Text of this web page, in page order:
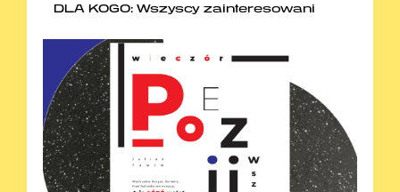
DLA KOGO: Wszyscy zainteresowani